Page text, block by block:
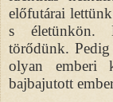
előfutárai
s életünkön.
törődünk. Pedig
olyan emberi
bajbajutott